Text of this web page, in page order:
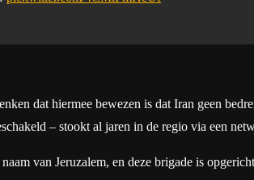
dat hiermee bewezen is dat Iran geen
– stookt al jaren in de regio via een
van Jeruzalem, en deze brigade is